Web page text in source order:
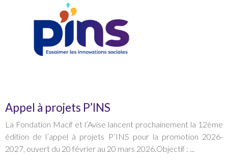
Appel à projets P’INS
La Fondation Macif et l’Avise lancent prochainement la 12ème
édition de l’appel à projets P’INS pour la promotion 2026-
2027, ouvert du 20 février au 20 mars 2026.Objectif : ...